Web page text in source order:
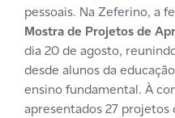
pessoais. Na Zeferino, a
Mostra de Projetos de
dia 20 de agosto,
desde alunos da
ensino fundamental. À
apresentados 27 projetos